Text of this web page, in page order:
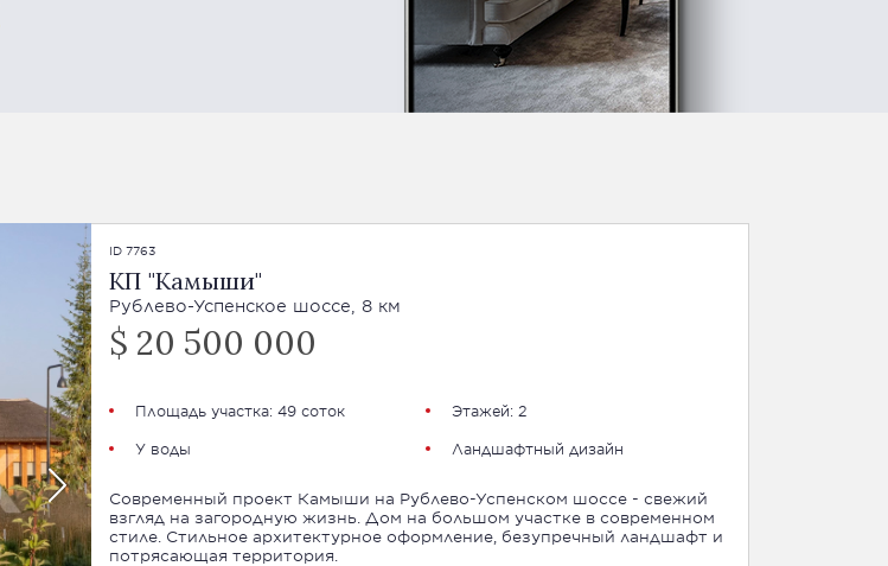
ID 7763
КП "Камыши"
Рублево-Успенское шоссе, 8 км
$ 20 500 000
Площадь участка: 49 соток
Этажей: 2
У воды
Ландшафтный дизайн
Современный проект Камыши на Рублево-Успенском шоссе - свежий
взгляд на загородную жизнь. Дом на большом участке в современном
стиле. Стильное архитектурное оформление, безупречный ландшафт и
потрясающая территория.